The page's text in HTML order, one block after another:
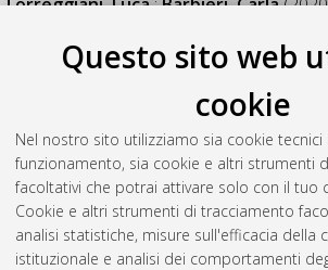
Questo sito web
cookie
Nel nostro sito utilizziamo sia cookie tecnici
funzionamento, sia cookie e altri strumenti
facoltativi che potrai attivare solo con il tuo
Cookie e altri strumenti di tracciamento
analisi statistiche, misure sull'efficacia della
istituzionale e analisi dei comportamenti
Effects of Photocatalytic Coatings in
concentrations. August 2018.University of
10.6092/unibo/amsacta/6281. [Dataset]
Brattich, Erika
Torreggiani, Luca;Barbieri, Carla;
iSCAPE. WP5. Effects of Vegetation Urban
Summer 2017 and Winter 2018
University of Bologna. DOI10.6092/
[Dataset]